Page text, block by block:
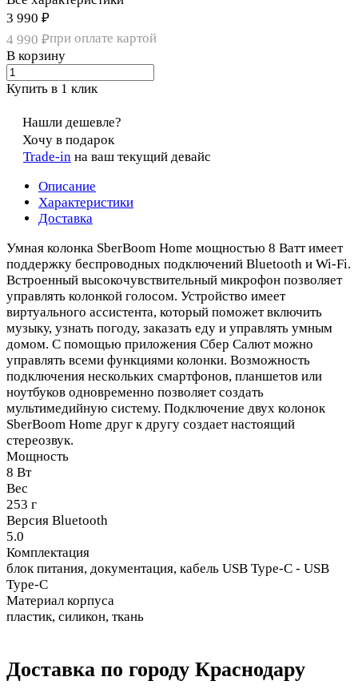
3 990 ₽
4 990 ₽при оплате картой
В корзину
Купить в 1 клик
Нашли дешевле?
Хочу в подарок
Trade-in на ваш текущий девайс
Описание
Характеристики
Доставка
Умная колонка SberBoom Home мощностью 8 Ватт имеет
поддержку беспроводных подключений Bluetooth и Wi-Fi.
Встроенный высокочувствительный микрофон позволяет
управлять колонкой голосом. Устройство имеет
виртуального ассистента, который поможет включить
музыку, узнать погоду, заказать еду и управлять умным
домом. С помощью приложения Сбер Салют можно
управлять всеми функциями колонки. Возможность
подключения нескольких смартфонов, планшетов или
ноутбуков одновременно позволяет создать
мультимедийную систему. Подключение двух колонок
SberBoom Home друг к другу создает настоящий
стереозвук.
Мощность
8 Вт
Вес
253 г
Версия Bluetooth
5.0
Комплектация
блок питания, документация, кабель USB Type-C - USB
Type-C
Материал корпуса
пластик, силикон, ткань
Доставка по городу Краснодару